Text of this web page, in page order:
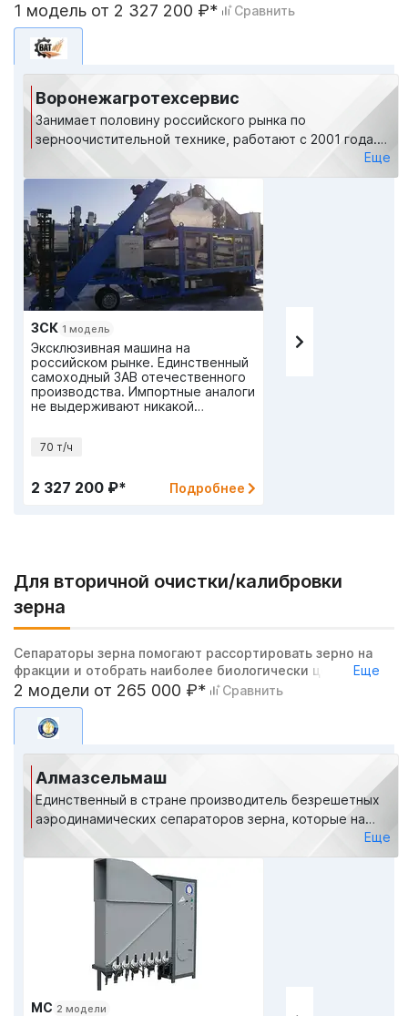
1 модель от 2 327 200 ₽* Сравнить
Воронежагротехсервис
Занимает половину российского рынка по
зерноочистительной технике, работают с 2001 года.
Максимально полная линейка, машины для любых
объемов зерна, самоходные и для встройки в линии.
Еще
ЗСК 1 модель
Эксклюзивная машина на
российском рынке. Единственный
самоходный ЗАВ отечественного
производства. Импортные аналоги
не выдерживают никакой
70 т/ч
2 327 200 ₽* Подробнее
Для вторичной очистки/калибровки
зерна
Сепараторы зерна помогают рассортировать зерно на
фракции и отобрать наиболее биологически ценный
посевной материал
Еще
2 модели от 265 000 ₽* Сравнить
Алмазсельмаш
Единственный в стране производитель безрешетных
аэродинамических сепараторов зерна, которые на
35% решают проблему увеличения урожайности. На
рынке с 2010 года.
Еще
МС 2 модели